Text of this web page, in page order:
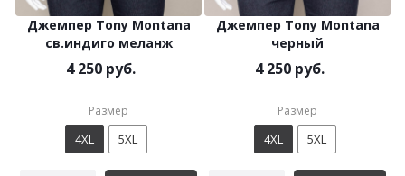
Джемпер Tony Montana
св.индиго меланж
4 250 руб.
Размер
4XL 5XL
Джемпер Tony Montana
черный
4 250 руб.
Размер
4XL 5XL